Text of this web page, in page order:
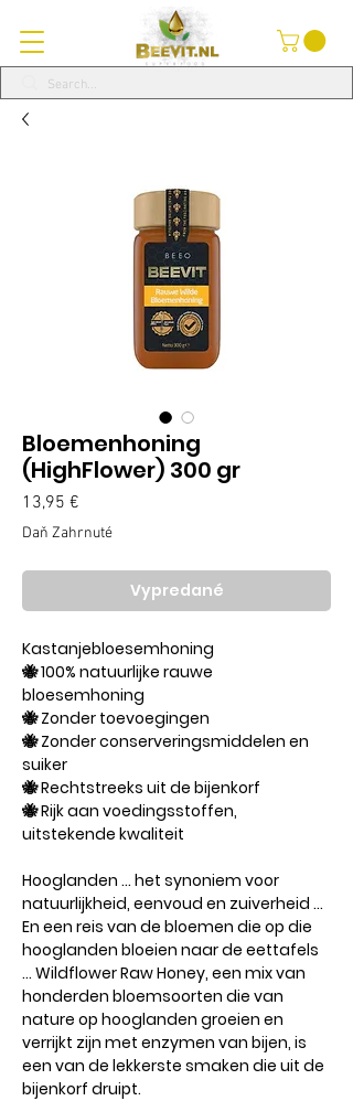
Bloemenhoning
(HighFlower) 300 gr
13,95 €
Daň Zahrnuté
Vypredané
Kastanjebloesemhoning
🐝 100% natuurlijke rauwe
bloesemhoning
🐝 Zonder toevoegingen
🐝 Zonder conserveringsmiddelen en
suiker
🐝 Rechtstreeks uit de bijenkorf
🐝 Rijk aan voedingsstoffen,
uitstekende kwaliteit
Hooglanden … het synoniem voor
natuurlijkheid, eenvoud en zuiverheid …
En een reis van de bloemen die op die
hooglanden bloeien naar de eettafels
… Wildflower Raw Honey, een mix van
honderden bloemsoorten die van
nature op hooglanden groeien en
verrijkt zijn met enzymen van bijen, is
een van de lekkerste smaken die uit de
bijenkorf druipt.